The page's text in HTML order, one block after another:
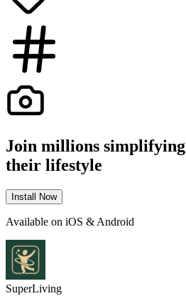
Join millions simplifying
their lifestyle
Install Now
Available on iOS & Android
SuperLiving